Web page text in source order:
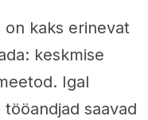
on kaks erinevat
keskmise
Igal
saavad